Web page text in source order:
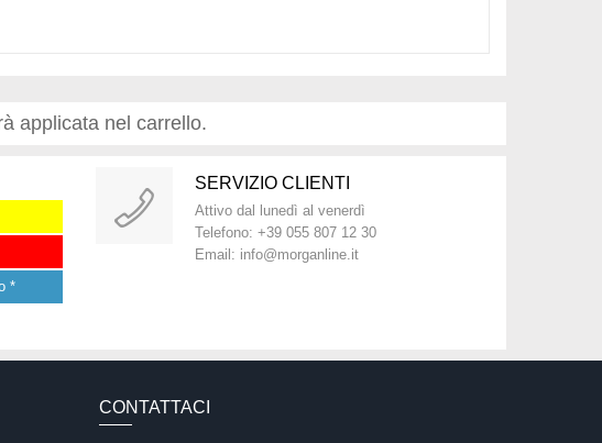
applicata nel carrello.
*
SERVIZIO CLIENTI
Attivo dal lunedì al venerdì
Telefono: +39 055 807 12 30
Email: info@morganline.it
CONTATTACI